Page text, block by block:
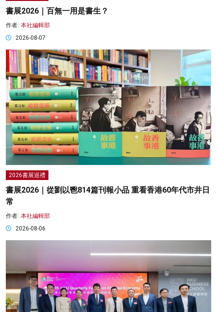
書展2026｜百無一用是書生？
作者: 本社編輯部
2026-08-07
2026書展巡禮
書展2026｜從劉以鬯814篇刊報小品 重看香港60年代市井日
常
作者: 本社編輯部
2026-08-06